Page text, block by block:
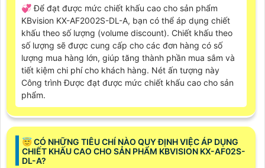
💞 Để đạt được mức chiết khấu cao cho sản phẩm
KBvision KX-AF2002S-DL-A, bạn có thể áp dụng chiết
khấu theo số lượng (volume discount). Chiết khấu theo
số lượng sẽ được cung cấp cho các đơn hàng có số
lượng mua hàng lớn, giúp tăng thành phần mua sắm và
tiết kiệm chi phí cho khách hàng. Nét ấn tượng này
Công trình Được đạt được mức chiết khấu cao cho sản
phẩm.
😇 CÓ NHỮNG TIÊU CHÍ NÀO QUY ĐỊNH VIỆC ÁP DỤNG
CHIẾT KHẤU CAO CHO SẢN PHẨM KBVISION KX-AF02S-
DL-A?